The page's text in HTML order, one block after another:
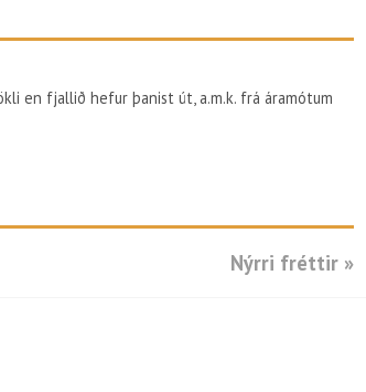
en fjallið hefur þanist út, a.m.k. frá áramótum
Nýrri fréttir »